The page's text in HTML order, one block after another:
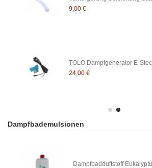
9,00 €
TOLO Dampfgenerator E-
24,00 €
Dampfbademulsionen
Dampfbadduftstoff Eukalyptus